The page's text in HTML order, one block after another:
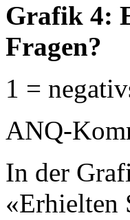
Grafik 4:
Fragen?
1 =
ANQ-
In der
«Erhielten